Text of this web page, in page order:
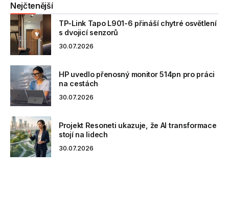
Nejčtenější
TP-Link Tapo L901-6 přináší chytré osvětlení
s dvojicí senzorů
30.07.2026
HP uvedlo přenosný monitor 514pn pro práci
na cestách
30.07.2026
Projekt Resoneti ukazuje, že AI transformace
stojí na lidech
30.07.2026